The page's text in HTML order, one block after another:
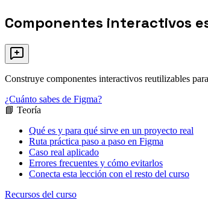
Componentes interactivos
Construye componentes interactivos reutilizables
¿Cuánto sabes de Figma?
📘 Teoría
Qué es y para qué sirve en un proyecto real
Ruta práctica paso a paso en Figma
Caso real aplicado
Errores frecuentes y cómo evitarlos
Conecta esta lección con el resto del curso
Recursos del curso